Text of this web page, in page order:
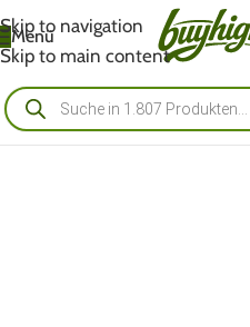
Skip to navigation
Skip to main content
Menü